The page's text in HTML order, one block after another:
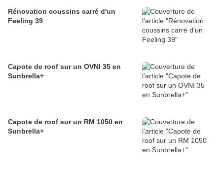
Rénovation coussins carré d'un
Feeling 39
Capote de roof sur un OVNI 35 en
Sunbrella+
Capote de roof sur un RM 1050 en
Sunbrella+